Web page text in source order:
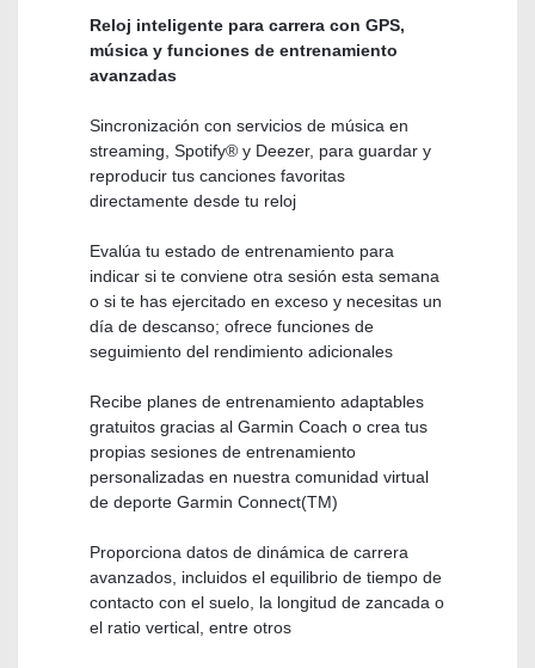
Reloj inteligente para carrera con GPS,
música y funciones de entrenamiento
avanzadas
Sincronización con servicios de música en
streaming, Spotify® y Deezer, para guardar y
reproducir tus canciones favoritas
directamente desde tu reloj
Evalúa tu estado de entrenamiento para
indicar si te conviene otra sesión esta semana
o si te has ejercitado en exceso y necesitas un
día de descanso; ofrece funciones de
seguimiento del rendimiento adicionales
Recibe planes de entrenamiento adaptables
gratuitos gracias al Garmin Coach o crea tus
propias sesiones de entrenamiento
personalizadas en nuestra comunidad virtual
de deporte Garmin Connect(TM)
Proporciona datos de dinámica de carrera
avanzados, incluidos el equilibrio de tiempo de
contacto con el suelo, la longitud de zancada o
el ratio vertical, entre otros